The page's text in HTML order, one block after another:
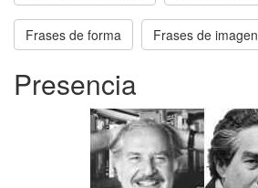
Frases de forma Frases de imagen
Presencia